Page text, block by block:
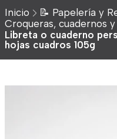
Inicio
📝 Papelería y
Croqueras, cuadernos
Libreta o cuaderno
hojas cuadros 105g